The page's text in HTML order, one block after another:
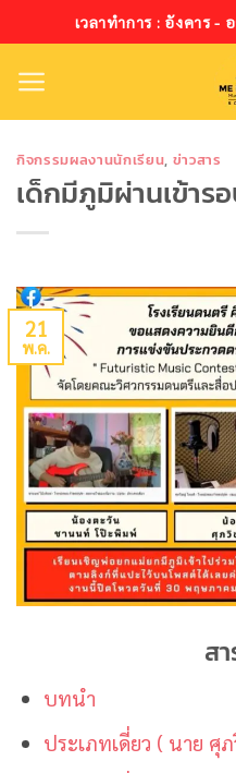
ไป
เนื้อหา
เวลาทำการ : อังคาร
กิจกรรมผลงานนักเรียน, ข่าวสาร
เด็กมีภูมิผ่านเข้าร
21
พ.ค.
ส
บทนำ
ประเภทเดี่ยว ( นาย ศุ